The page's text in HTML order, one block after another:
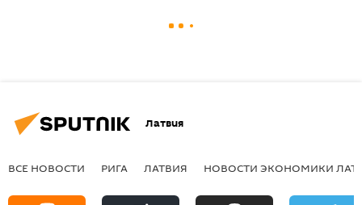
Латвия
ВСЕ НОВОСТИ РИГА ЛАТВИЯ НОВОСТИ ЭКОНОМИКИ